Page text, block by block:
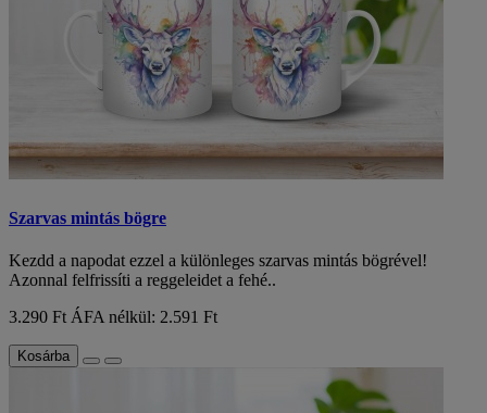
Szarvas mintás bögre
Kezdd a napodat ezzel a különleges szarvas mintás bögrével!
Azonnal felfrissíti a reggeleidet a fehé..
3.290 Ft ÁFA nélkül: 2.591 Ft
Kosárba